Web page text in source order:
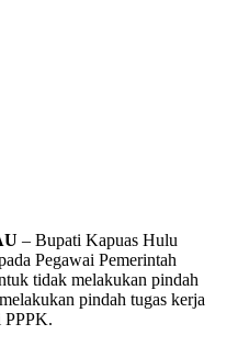
– Bupati Kapuas Hulu
Pegawai Pemerintah
tidak melakukan pindah
pindah tugas kerja
PPPK.